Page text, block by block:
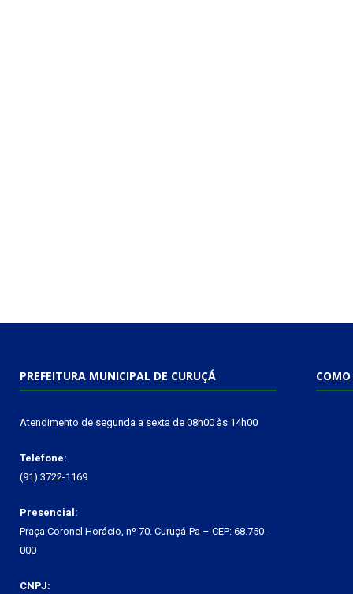
PREFEITURA MUNICIPAL DE CURUÇÁ
Atendimento de segunda a sexta de 08h00 às 14h00
Telefone:
(91) 3722-1169
Presencial:
Praça Coronel Horácio, nº 70. Curuçá-Pa – CEP: 68.750-
000
CNPJ:
COMO